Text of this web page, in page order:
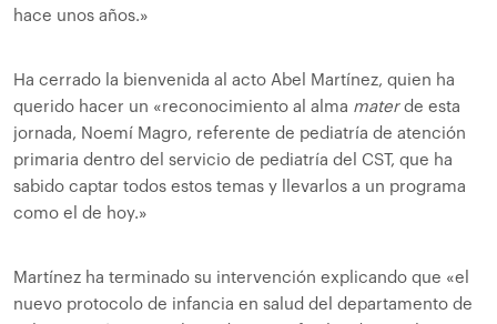
hace unos años.»
Ha cerrado la bienvenida al acto Abel Martínez, quien ha
querido hacer un «reconocimiento al alma materde esta
jornada, Noemí Magro, referente de pediatría de atención
primaria dentro del servicio de pediatría del CST, que ha
sabido captar todos estos temas y llevarlos a un programa
como el de hoy.»
Martínez ha terminado su intervención explicando que «el
nuevo protocolo de infancia en salud del departamento de